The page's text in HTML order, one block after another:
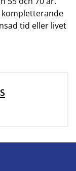
kompletterande
tid eller livet